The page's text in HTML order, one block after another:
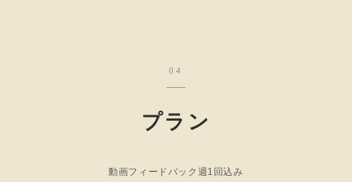
04
プラン
動画フィードバック週1回込み